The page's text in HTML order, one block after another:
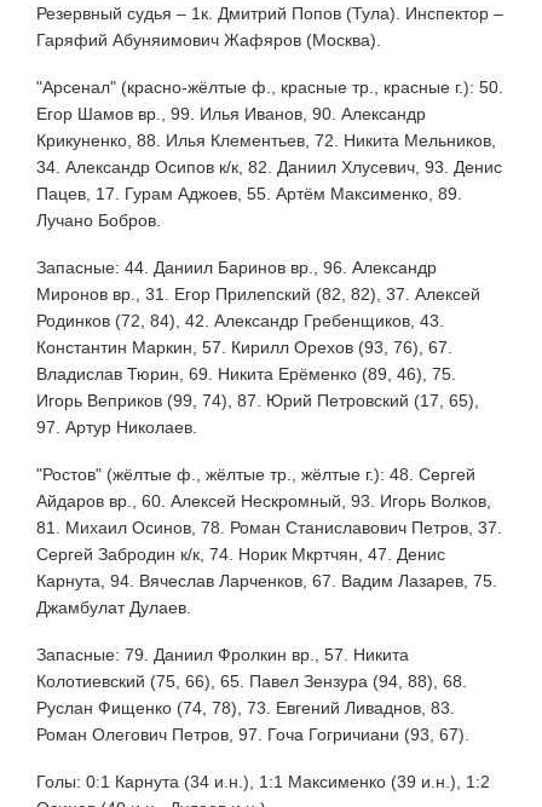
Резервный судья – 1к. Дмитрий Попов (Тула). Инспектор –
Гаряфий Абуняимович Жафяров (Москва).
"Арсенал" (красно-жёлтые ф., красные тр., красные г.): 50.
Егор Шамов вр., 99. Илья Иванов, 90. Александр
Крикуненко, 88. Илья Клементьев, 72. Никита Мельников,
34. Александр Осипов к/к, 82. Даниил Хлусевич, 93. Денис
Пацев, 17. Гурам Аджоев, 55. Артём Максименко, 89.
Лучано Бобров.
Запасные: 44. Даниил Баринов вр., 96. Александр
Миронов вр., 31. Егор Прилепский (82, 82), 37. Алексей
Родинков (72, 84), 42. Александр Гребенщиков, 43.
Константин Маркин, 57. Кирилл Орехов (93, 76), 67.
Владислав Тюрин, 69. Никита Ерёменко (89, 46), 75.
Игорь Веприков (99, 74), 87. Юрий Петровский (17, 65),
97. Артур Николаев.
"Ростов" (жёлтые ф., жёлтые тр., жёлтые г.): 48. Сергей
Айдаров вр., 60. Алексей Нескромный, 93. Игорь Волков,
81. Михаил Осинов, 78. Роман Станиславович Петров, 37.
Сергей Забродин к/к, 74. Норик Мкртчян, 47. Денис
Карнута, 94. Вячеслав Ларченков, 67. Вадим Лазарев, 75.
Джамбулат Дулаев.
Запасные: 79. Даниил Фролкин вр., 57. Никита
Колотиевский (75, 66), 65. Павел Зензура (94, 88), 68.
Руслан Фищенко (74, 78), 73. Евгений Ливаднов, 83.
Роман Олегович Петров, 97. Гоча Гогричиани (93, 67).
Голы: 0:1 Карнута (34 и.н.), 1:1 Максименко (39 и.н.), 1:2